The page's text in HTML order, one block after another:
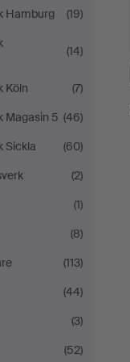
Hamburg
(19)
(14)
Köln
(7)
Magasin 5 (46)
Sickla
(60)
(2)
(1)
(8)
(113)
(44)
(3)
(52)